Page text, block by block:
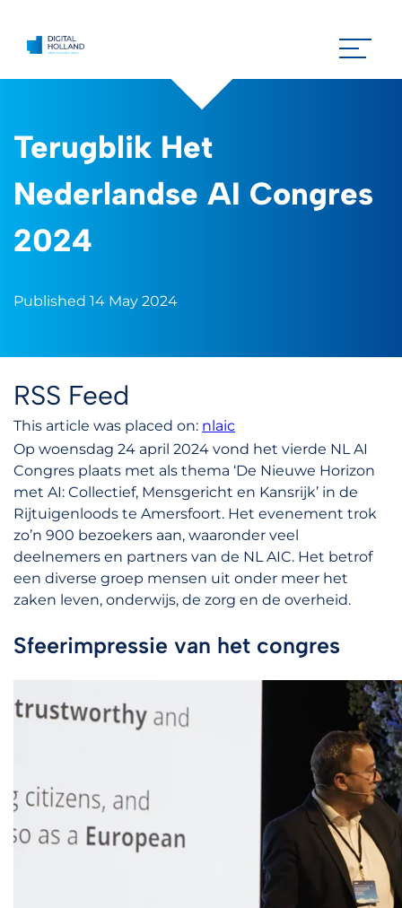
Terugblik Het
Nederlandse AI Congres
2024
Published 14 May 2024
RSS Feed
This article was placed on: nlaic
Op woensdag 24 april 2024 vond het vierde NL AI
Congres plaats met als thema ‘De Nieuwe Horizon
met AI: Collectief, Mensgericht en Kansrijk’ in de
Rijtuigenloods te Amersfoort. Het evenement trok
zo’n 900 bezoekers aan, waaronder veel
deelnemers en partners van de NL AIC. Het betrof
een diverse groep mensen uit onder meer het
zaken leven, onderwijs, de zorg en de overheid.
Sfeerimpressie van het congres